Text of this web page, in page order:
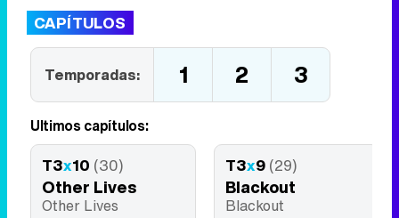
CAPÍTULOS
Temporadas: 1 2 3
Últimos capítulos:
T3x10 (30)
Other Lives
Other Lives
T3x9 (29)
Blackout
Blackout